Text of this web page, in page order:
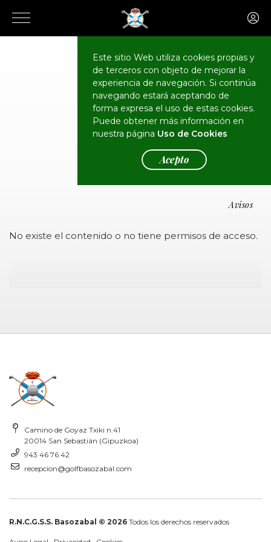
Este sitio Web utiliza cookies propias y
de terceros con objeto de mejorar la
experiencia de navegación. Si continúa
navegando estará aceptando de
forma expresa el uso de estas cookies.
Puede obtener más información en
nuestra página Uso de Cookies
Acepto
Avisos
Avisos
No existe el contenido o no tiene permisos de acceso.
Camino de Goyaz Txiki n.41
20014 San Sebastián (Gipuzkoa)
943 46 76 42
recepcion@golfbasozabal.com
R.N.C.G.S.S. Basozabal © 2026 Todos los derechos reservados